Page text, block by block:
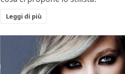
Leggi di più